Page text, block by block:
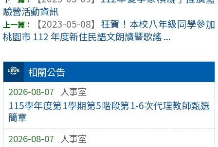
相關公告
2026-08-07 人事室
115學年度第1學期第5階段第1-6次代理教師甄選
簡章
2026-08-07 人事室
驗營活動資訊
【2023-05-08】 狂賀！本校八年級同學參加
桃園市 112 年度新住民語文朗讀暨歌謠 ...